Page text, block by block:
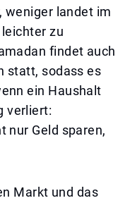
weniger landet im
zu
findet auch
statt, sodass es
ein Haushalt
verliert:
nur Geld sparen,
Markt und das